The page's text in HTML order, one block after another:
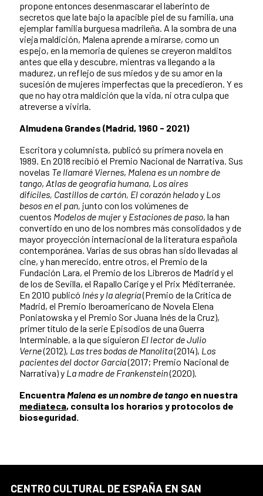
propone entonces desenmascarar el laberinto de
secretos que late bajo la apacible piel de su familia, una
ejemplar familia burguesa madrileña. A la sombra de una
vieja maldición, Malena aprende a mirarse, como un
espejo, en la memoria de quienes se creyeron malditos
antes que ella y descubre, mientras va llegando a la
madurez, un reflejo de sus miedos y de su amor en la
sucesión de mujeres imperfectas que la precedieron. Y es
que no hay otra maldición que la vida, ni otra culpa que
atreverse a vivirla.
Almudena Grandes (Madrid, 1960 - 2021)
Escritora y columnista, publicó su primera novela en
1989. En 2018 recibió el Premio Nacional de Narrativa. Sus
novelas Te llamaré Viernes, Malena es un nombre de
tango, Atlas de geografía humana, Los aires
difíciles, Castillos de cartón, El corazón heladoy Los
besos en el pan, junto con los volúmenes de
cuentos Modelos de mujery Estaciones de paso, la han
convertido en uno de los nombres más consolidados y de
mayor proyección internacional de la literatura española
contemporánea. Varias de sus obras han sido llevadas al
cine, y han merecido, entre otros, el Premio de la
Fundación Lara, el Premio de los Libreros de Madrid y el
de los de Sevilla, el Rapallo Carige y el Prix Méditerranée.
En 2010 publicó Inés y la alegría(Premio de la Crítica de
Madrid, el Premio Iberoamericano de Novela Elena
Poniatowska y el Premio Sor Juana Inés de la Cruz),
primer título de la serie Episodios de una Guerra
Interminable, a la que siguieron El lector de Julio
Verne(2012), Las tres bodas de Manolita(2014), Los
pacientes del doctor García(2017; Premio Nacional de
Narrativa) y La madre de Frankenstein(2020).
EncuentraMalena es un nombre de tango en nuestra
mediateca, consulta los horarios y protocolos de
bioseguridad.
CENTRO CULTURAL DE ESPAÑA EN SAN